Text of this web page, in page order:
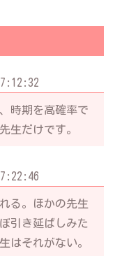
時期を高確率で
生だけです。
る。ほかの先生
引き延ばしみた
はそれがない。